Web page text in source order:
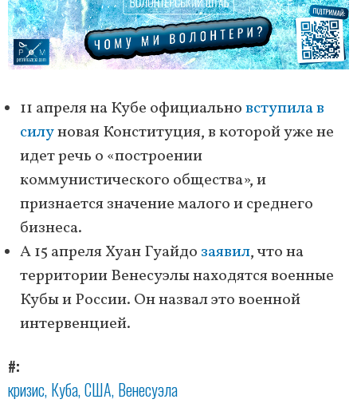
11 апреля на Кубе официальновступила в
силуновая Конституция, в которой уже не
идет речь о «построении
коммунистического общества», и
признается значение малого и среднего
бизнеса.
А 15 апреля Хуан Гуайдо заявил, что на
территории Венесуэлы находятся военные
Кубы и России. Он назвал это военной
интервенцией.
#
кризис Куба США Венесуэла